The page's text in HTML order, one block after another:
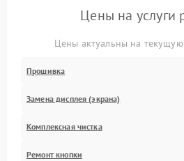
Цены на услуги
Цены актуальны на
Прошивка
Замена дисплея (экрана)
Комплексная чистка
Ремонт кнопки